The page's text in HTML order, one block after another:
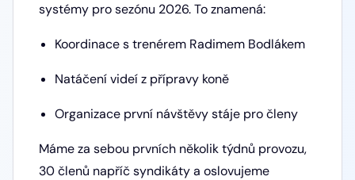
systémy pro sezónu 2026. To znamená:
Koordinace s trenérem Radimem Bodlákem
Natáčení videí z přípravy koně
Organizace první návštěvy stáje pro členy
Máme za sebou prvních několik týdnů provozu,
30 členů napříč syndikáty a oslovujeme